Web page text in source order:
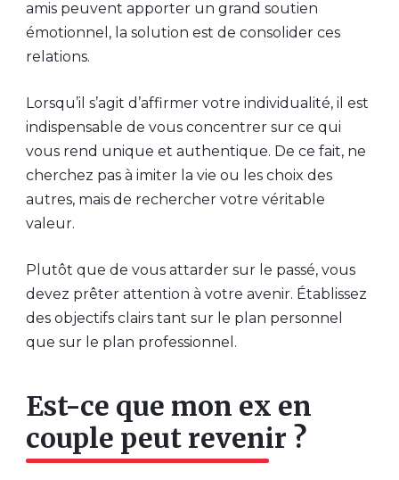
amis peuvent apporter un grand soutien
émotionnel, la solution est de consolider ces
relations.
Lorsqu’il s’agit d’affirmer votre individualité, il est
indispensable de vous concentrer sur ce qui
vous rend unique et authentique. De ce fait, ne
cherchez pas à imiter la vie ou les choix des
autres, mais de rechercher votre véritable
valeur.
Plutôt que de vous attarder sur le passé, vous
devez prêter attention à votre avenir. Établissez
des objectifs clairs tant sur le plan personnel
que sur le plan professionnel.
Est-ce que mon ex en
couple peut revenir ?